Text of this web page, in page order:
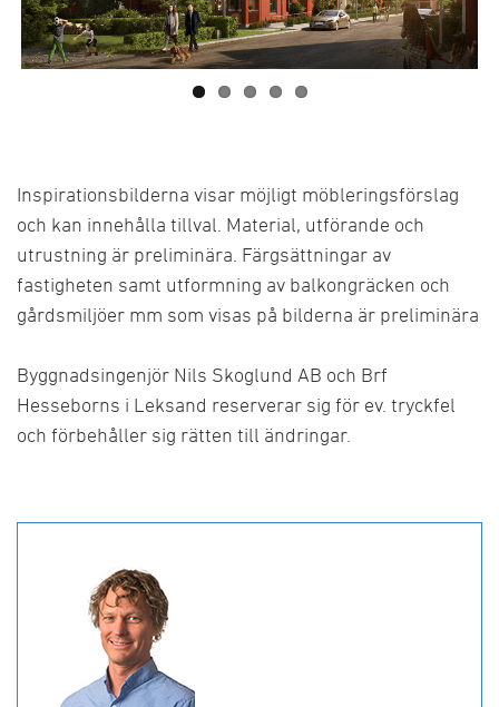
Inspirationsbilderna visar möjligt möbleringsförslag
och kan innehålla tillval. Material, utförande och
utrustning är preliminära. Färgsättningar av
fastigheten samt utformning av balkongräcken och
gårdsmiljöer mm som visas på bilderna är preliminära
Byggnadsingenjör Nils Skoglund AB och Brf
Hesseborns i Leksand reserverar sig för ev. tryckfel
och förbehåller sig rätten till ändringar.